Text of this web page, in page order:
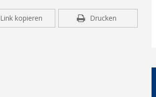
Link kopieren Drucken